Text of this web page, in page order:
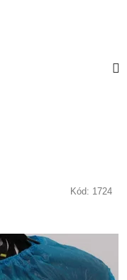
Kód: 1724